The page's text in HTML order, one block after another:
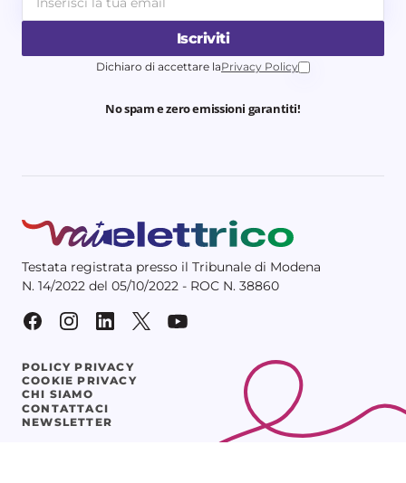
Iscriviti
Dichiaro di accettare laPrivacy Policy
No spam e zero emissioni garantiti!
Testata registrata presso il Tribunale di Modena
N. 14/2022 del 05/10/2022 - ROC N. 38860
POLICY PRIVACY
COOKIE PRIVACY
CHI SIAMO
CONTATTACI
NEWSLETTER